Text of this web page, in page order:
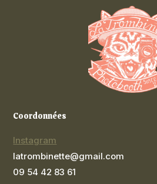
Coordonnées
Instagram
latrombinette@gmail.com
09 54 42 83 61